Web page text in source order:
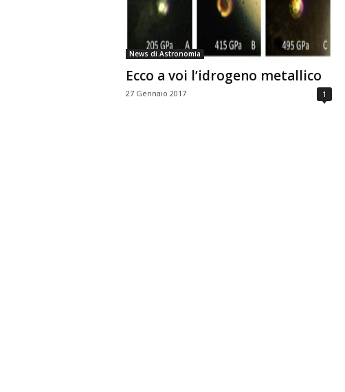
n
o
m
i
a
News di Astronomia
Ecco a voi l’idrogeno metallico
27 Gennaio 2017 1